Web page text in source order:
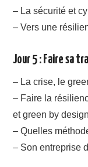
– La sécurité et
– Vers une
Jour 5 : Faire sa
– La crise, le
– Faire la
et green by design
– Quelles
– Son entreprise